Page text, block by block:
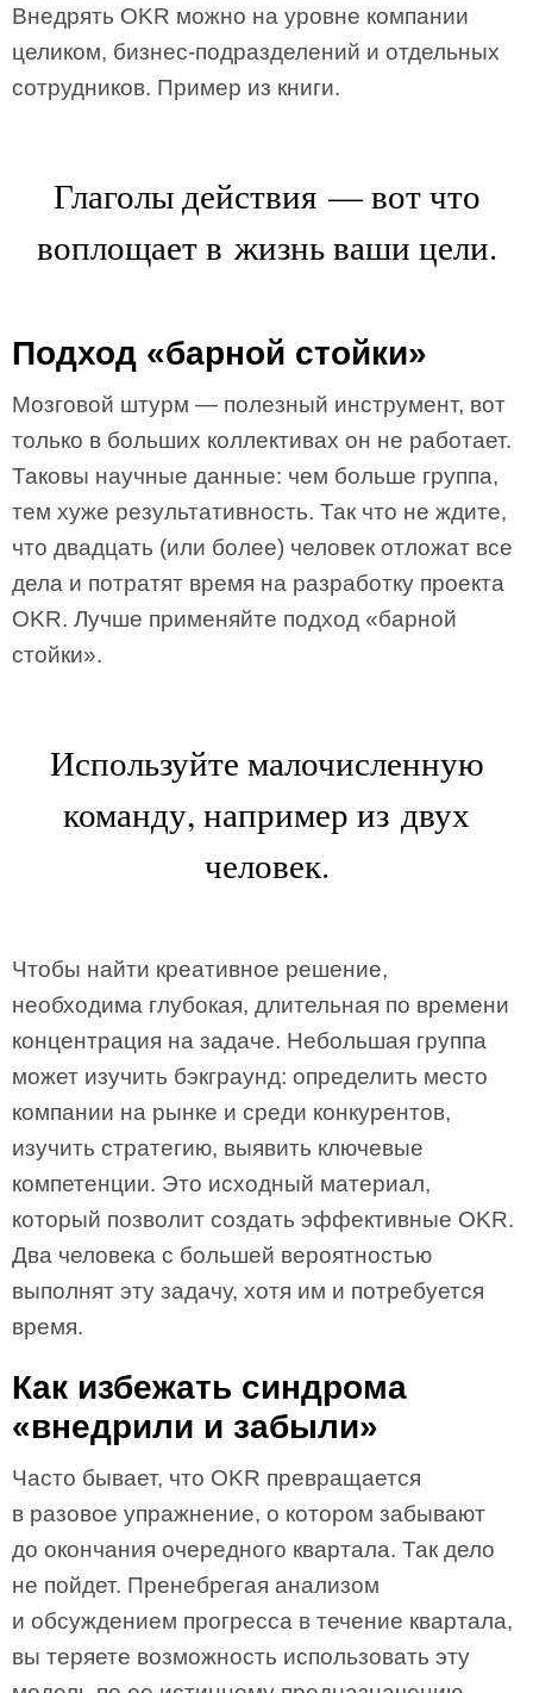
Внедрять OKR можно на уровне компании
целиком, бизнес-подразделений и отдельных
сотрудников. Пример из книги.
Глаголы действия — вот что
воплощает в жизнь ваши цели.
Подход «барной стойки»
Мозговой штурм — полезный инструмент, вот
только в больших коллективах он не работает.
Таковы научные данные: чем больше группа,
тем хуже результативность. Так что не ждите,
что двадцать (или более) человек отложат все
дела и потратят время на разработку проекта
OKR. Лучше применяйте подход «барной
стойки».
Используйте малочисленную
команду, например из двух
человек.
Чтобы найти креативное решение,
необходима глубокая, длительная по времени
концентрация на задаче. Небольшая группа
может изучить бэкграунд: определить место
компании на рынке и среди конкурентов,
изучить стратегию, выявить ключевые
компетенции. Это исходный материал,
который позволит создать эффективные OKR.
Два человека с большей вероятностью
выполнят эту задачу, хотя им и потребуется
время.
Как избежать синдрома
«внедрили и забыли»
Часто бывает, что OKR превращается
в разовое упражнение, о котором забывают
до окончания очередного квартала. Так дело
не пойдет. Пренебрегая анализом
и обсуждением прогресса в течение квартала,
вы теряете возможность использовать эту